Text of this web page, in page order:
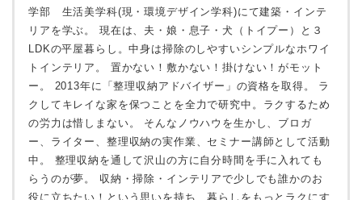
学部 生活美学科(現・環境デザイン学科)にて建築・インテ
リアを学ぶ。 現在は、夫・娘・息子・犬（トイプー）と３
LDKの平屋暮らし。中身は掃除のしやすいシンプルなホワイ
トインテリア。 置かない！敷かない！掛けない！がモット
ー。 2013年に「整理収納アドバイザー」の資格を取得。 ラ
クしてキレイな家を保つことを全力で研究中。ラクするため
の労力は惜しまない。 そんなノウハウを生かし、ブロガ
ー、ライター、整理収納の実作業、セミナー講師として活動
中。 整理収納を通して沢山の方に自分時間を手に入れても
らうのが夢。 収納・掃除・インテリアで少しでも誰かのお
役に立ちたい！という思いを持ち、暮らしをもっとラクにす